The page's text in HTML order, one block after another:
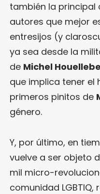
también la principal
autores que mejor
entresijos (y
ya sea desde la
de Michel
que implica tener el
primeros pinitos de
género.
Y, por último, en
vuelve a ser objeto
mil micro-
comunidad